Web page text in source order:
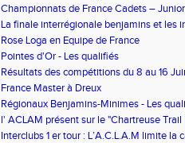
Championnats de France Cadets –
déceptions
La finale interrégionale benjamins et les
de Mayenne sont annulés
Rose Loga en Equipe de France
Pointes d'Or - Les qualifiés
Résultats des compétitions du 8 au 16
France Master à Dreux
Régionaux Benjamins-Minimes - Les
l' ACLAM présent sur le "Chartreuse Trail
Interclubs 1 er tour : L’A.C.L.A.M limite la